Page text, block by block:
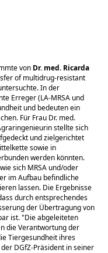
von Dr. med. Ricarda
of multidrug-resistant
In der
Erreger (LA-MRSA und
und bedeuten ein
Für Frau Dr. med.
stellte sich
und zielgerichtet
sowie in
werden könnten.
sich MRSA und/oder
im Aufbau befindliche
lassen. Die Ergebnisse
durch entsprechendes
der Übertragung von
ist. Die abgeleiteten
die Verantwortung der
Tiergesundheit ihres
DGfZ-Präsident in seiner